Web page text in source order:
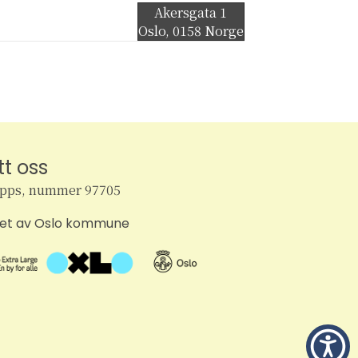
Akersgata 1
Oslo, 0158 Norge
oss
nummer 97705
av Oslo kommune